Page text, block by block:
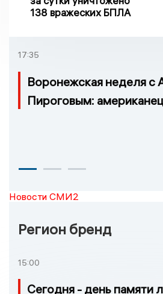
138 вражеских БПЛА
17:35
Воронежская неделя с
Пироговым:
Новости СМИ2
Регион бренд
15:00
Сегодня - день памяти